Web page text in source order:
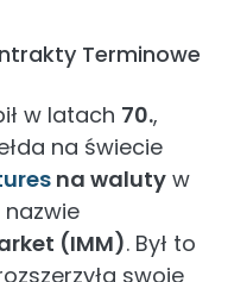
Terminowe
w latach 70.,
na świecie
na waluty w
(IMM). Był to
swoje